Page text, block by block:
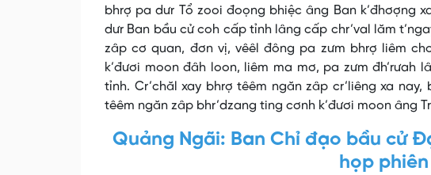
bhrợ pa dưr Tổ zooi đoọng bhiệc âng Ban k’đhơợng
dưr Ban bầu cử coh cấp tỉnh lâng cấp chr’val lăm
zâp cơ quan, đơn vị, vêêl đông pa zưm bhrợ liêm
k’đươi moon đâh loon, liêm ma mơ, pa zưm đh’rưah
tỉnh. Cr’chăl xay bhrợ têêm ngăn zâp cr’liêng xa
têêm ngăn zâp bhr’dzang ting cơnh k’đươi moon âng
Quảng Ngãi: Ban Chỉ đạo bầu cử
họp